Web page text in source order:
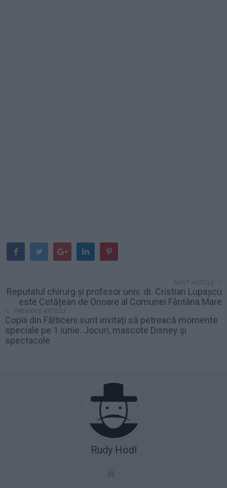
NEXT ARTICLE
Reputatul chirurg și profesor univ. dr. Cristian Lupașcu
este Cetățean de Onoare al Comunei Fântâna Mare
PREVIOUS ARTICLE
Copiii din Fălticeni sunt invitați să petreacă momente
speciale pe 1 iunie. Jocuri, mascote Disney și
spectacole
Rudy Hödl